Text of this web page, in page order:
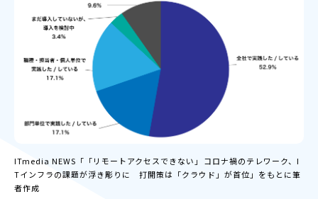
ITmedia NEWS「「リモートアクセスできない」――コロナ禍のテレワーク、I
Tインフラの課題が浮き彫りに 打開策は「クラウド」が首位」をもとに筆
者作成